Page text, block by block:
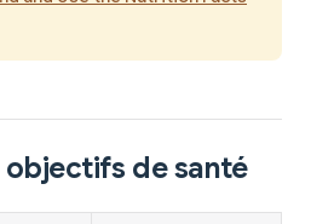
de santé